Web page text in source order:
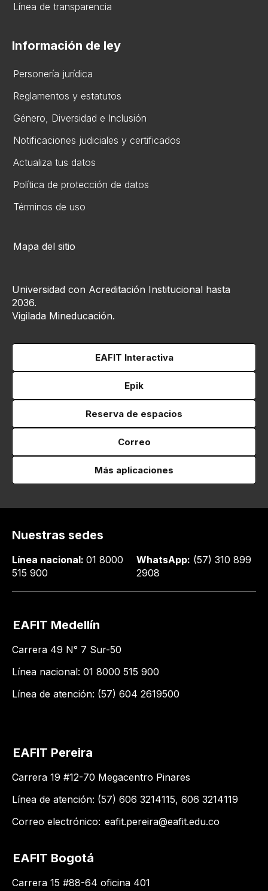
Línea de transparencia
Información de ley
Personería jurídica
Reglamentos y estatutos
Gén​ero, Diversidad ​e Inclusión
Notificaciones judiciales y certificados
Actualiza tus datos
Política de protección de datos
Términos de uso
Mapa del sitio
Universidad con Acreditación Institucional hasta
2036.
Vigilada Mineducación.
EAFIT Interactiva
Epik
Reserva de espacios
Correo
Más aplicaciones
Nuestras sedes
Línea nacional: 01 8000
515 900
WhatsApp: (57) 310 899
2908
EAFIT Medellín
Carrera 49 N° 7 Sur-50
Línea nacional: 01 8000 515 900
Línea de atención: (57) 604 2619500
EAFIT Pereira
Carrera 19 #12-70 Megacentro Pinares
Línea de atención: (57) 606 3214115, 606 3214119
Correo electrónico: eafit.pereira@eafit.edu.co
EAFIT Bogotá
Carrera 15 #88-64 oficina 401